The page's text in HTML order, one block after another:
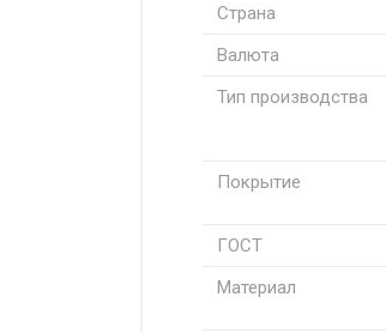
Страна
Валюта
Тип производства
Покрытие
ГОСТ
Материал